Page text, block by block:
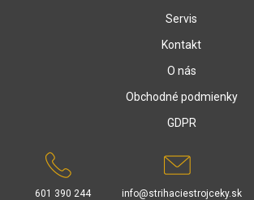
Servis
Kontakt
O nás
Obchodné podmienky
GDPR
601 390 244 info@strihaciestrojceky.sk